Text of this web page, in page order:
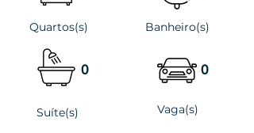
Quartos(s)
0
Suíte(s)
Banheiro(s)
0
Vaga(s)